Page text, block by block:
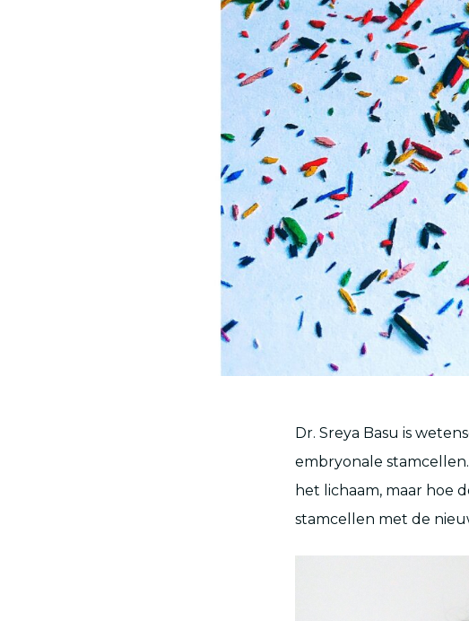
Dr. Sreya Basu is
embryonale
het lichaam, maar hoe
stamcellen met de